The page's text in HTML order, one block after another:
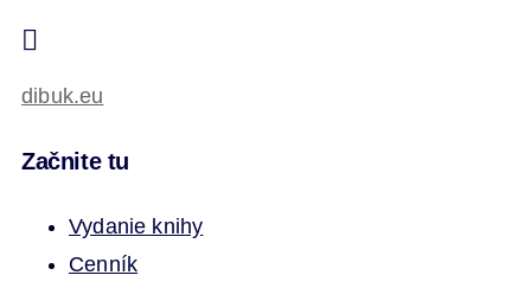
dibuk.eu
Začnite tu
Vydanie knihy
Cenník